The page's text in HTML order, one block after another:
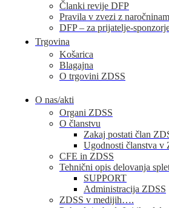
Članki revije DFP
Pravila v zvezi z
DFP – za prijatelje-
Trgovina
Košarica
Blagajna
O trgovini ZDSS
O nas/akti
Organi ZDSS
O članstvu
Zakaj postati član
Ugodnosti članstva v
CFE in ZDSS
Tehnični opis delovanja
SUPPORT
Administracija ZDSS
ZDSS v medijih….